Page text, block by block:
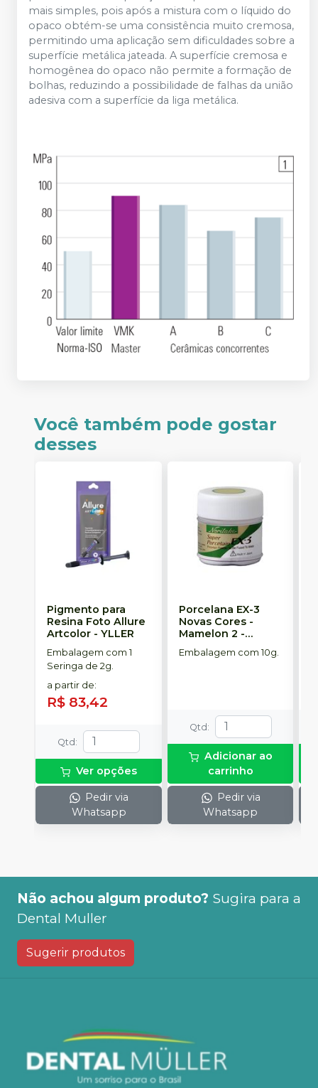
mais simples, pois após a mistura com o líquido do
opaco obtém-se uma consistência muito cremosa,
permitindo uma aplicação sem dificuldades sobre a
superfície metálica jateada. A superfície cremosa e
homogênea do opaco não permite a formação de
bolhas, reduzindo a possibilidade de falhas da união
adesiva com a superfície da liga metálica.
Você também pode gostar
desses
Pigmento para
Resina Foto Allure
Artcolor -YLLER
Embalagem com 1
Seringa de 2g.
a partir de:
R$ 83,42
Qtd :
Ver opções
Pedir via
Whatsapp
Porcelana EX-3
Novas Cores -
Mamelon 2 -
NORITAKE
Embalagem com 10g.
Qtd :
Adicionar ao
carrinho
Pedir via
Whatsapp
Não achou algum produto? Sugira para a
Dental Muller
Sugerir produtos